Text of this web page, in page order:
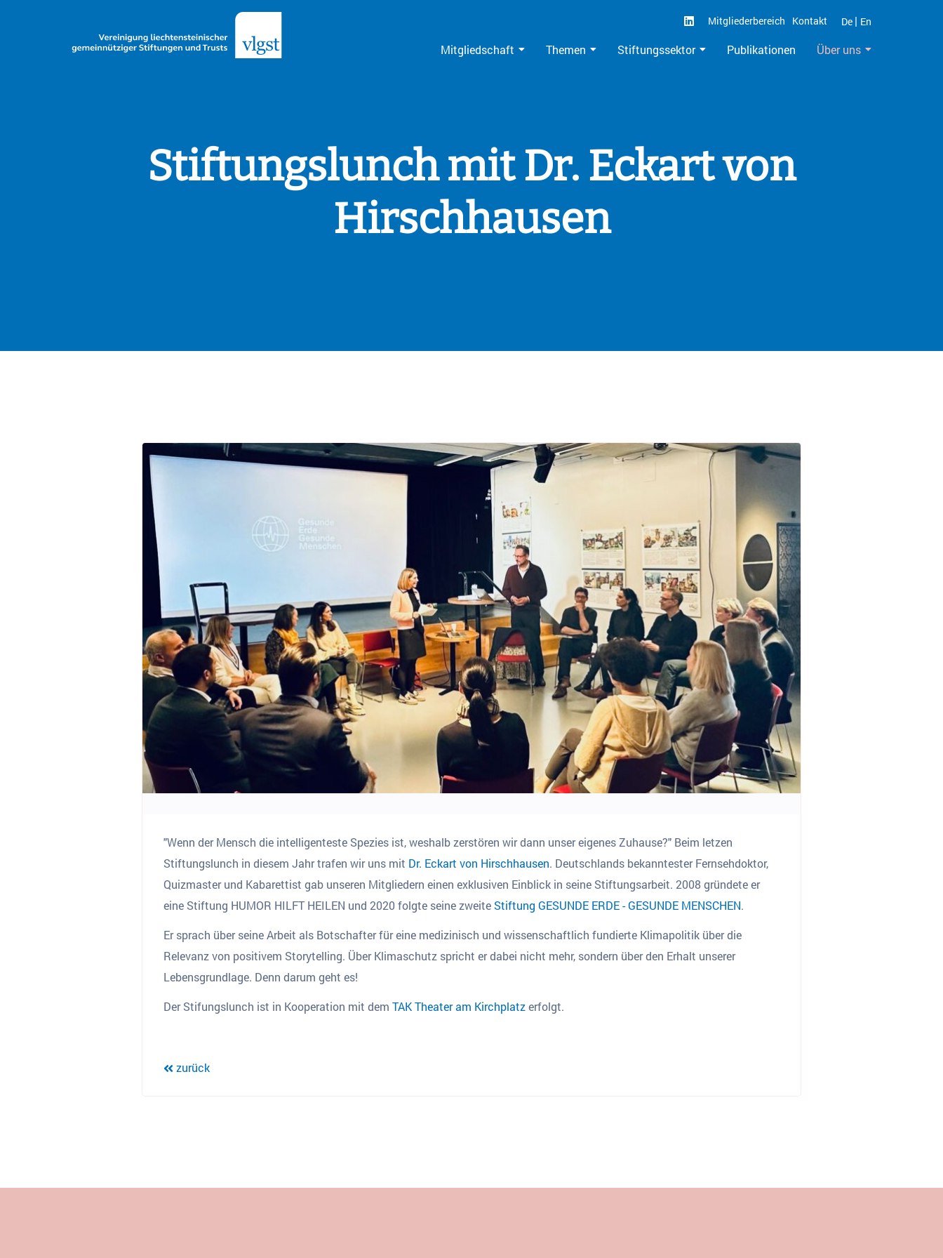
Mitgliederbereich Kontakt De | En
Mitgliedschaft Themen Stiftungssektor Publikationen Über uns
Stiftungslunch mit Dr. Eckart von
Hirschhausen
"Wenn der Mensch die intelligenteste Spezies ist, weshalb zerstören wir dann unser eigenes Zuhause?" Beim letzen
Stiftungslunch in diesem Jahr trafen wir uns mit Dr. Eckart von Hirschhausen. Deutschlands bekanntester Fernsehdoktor,
Quizmaster und Kabarettist gab unseren Mitgliedern einen exklusiven Einblick in seine Stiftungsarbeit. 2008 gründete er
eine Stiftung HUMOR HILFT HEILEN und 2020 folgte seine zweite Stiftung GESUNDE ERDE - GESUNDE MENSCHEN.
Er sprach über seine Arbeit als Botschafter für eine medizinisch und wissenschaftlich fundierte Klimapolitik über die
Relevanz von positivem Storytelling. Über Klimaschutz spricht er dabei nicht mehr, sondern über den Erhalt unserer
Lebensgrundlage. Denn darum geht es!
Der Stifungslunch ist in Kooperation mit dem TAK Theater am Kirchplatzerfolgt.
zurück